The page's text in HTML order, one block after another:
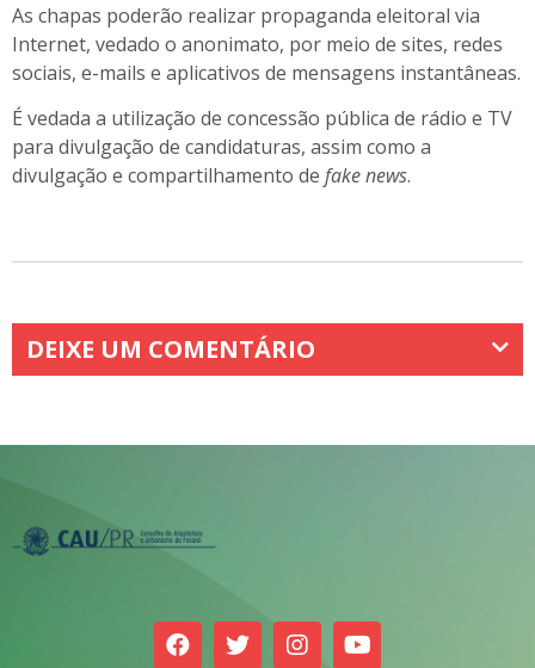
As chapas poderão realizar propaganda eleitoral via
Internet, vedado o anonimato, por meio de sites, redes
sociais, e-mails e aplicativos de mensagens instantâneas.
É vedada a utilização de concessão pública de rádio e TV
para divulgação de candidaturas, assim como a
divulgação e compartilhamento de fake news.
DEIXE UM COMENTÁRIO